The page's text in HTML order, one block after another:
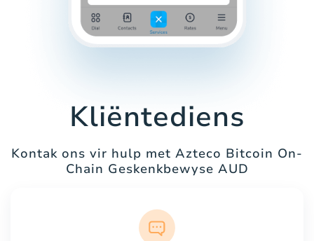
Kliëntediens
Kontak ons vir hulp met Azteco Bitcoin On-
Chain Geskenkbewyse AUD